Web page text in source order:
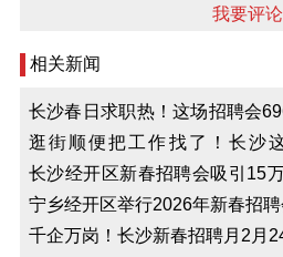
我要评论
相关新闻
长沙春日求职热！这场招聘会
步达成意向
逛街顺便把工作找了！长沙
会“职”达人心
长沙经开区新春招聘会吸引15
2600余人
宁乡经开区举行2026年新春招
千企万岗！长沙新春招聘月2月